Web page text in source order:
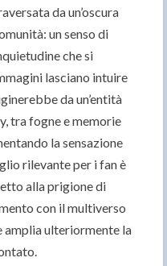
da un’oscura
un senso di
che si
lasciano intuire
da un’entità
tra fogne e memorie
la sensazione
rilevante per i fan è
alla prigione di
con il multiverso
amplia ulteriormente la